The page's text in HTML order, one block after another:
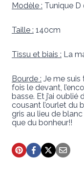
Modèle : Tunique D
Taille : 140cm
Tissu et biais : La
Bourde : Je me
fois le devant,
basse. Et j’ai
cousant l’ourlet du
gris au lieu de
que du bonheur!!